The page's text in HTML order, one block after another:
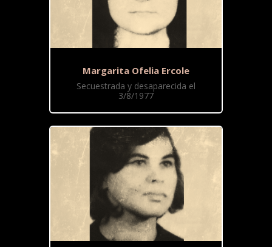
Margarita Ofelia Ercole
Secuestrada y desaparecida el
3/8/1977